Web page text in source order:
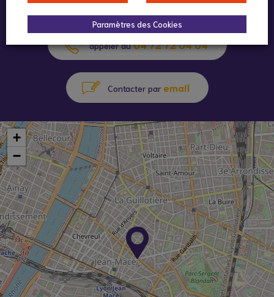
appeler au04 72 72 04 04
Contacter par email
+
−
Paramètres des Cookies